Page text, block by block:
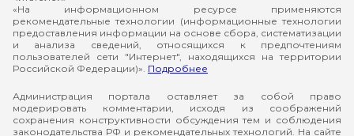
«На информационном ресурсе применяются
рекомендательные технологии (информационные технологии
предоставления информации на основе сбора, систематизации
и анализа сведений, относящихся к предпочтениям
пользователей сети "Интернет", находящихся на территории
Российской Федерации)». Подробнее
Администрация портала оставляет за собой право
модерировать комментарии, исходя из соображений
сохранения конструктивности обсуждения тем и соблюдения
законодательства РФ и рекомендательных технологий. На сайте